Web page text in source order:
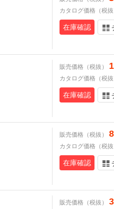
カタログ価格（税
在庫確認
販売価格（税抜）
カタログ価格（税
在庫確認
販売価格（税抜）
カタログ価格（税
在庫確認
販売価格（税抜）